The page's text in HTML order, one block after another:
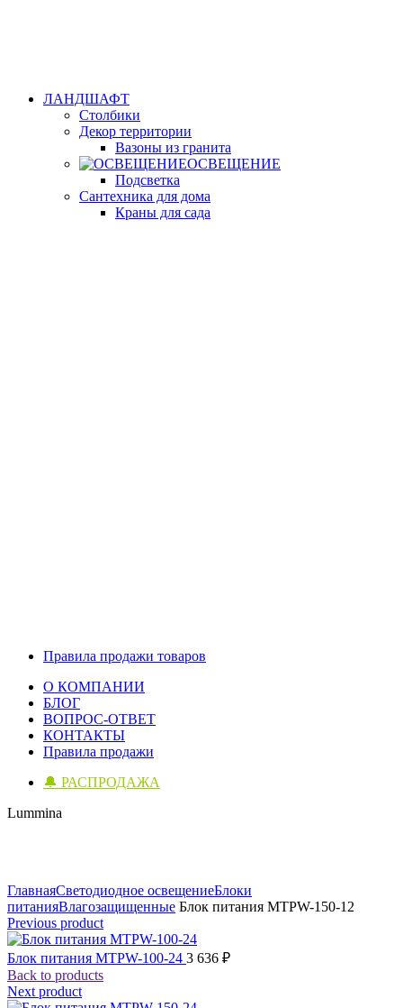
ЛАНДШАФТ
Столбики
Декор территории
Вазоны из гранита
ОСВЕЩЕНИЕ
Подсветка
Сантехника для дома
Краны для сада
Правила продажи товаров
О КОМПАНИИ
БЛОГ
ВОПРОС-ОТВЕТ
КОНТАКТЫ
Правила продажи
🔔 РАСПРОДАЖА
Lummina
ГлавнаяСветодиодное освещениеБлоки
питанияВлагозащищенные Блок питания MTPW-150-12
Previous product
Блок питания MTPW-100-24 3 636 ₽
Back to products
Next product